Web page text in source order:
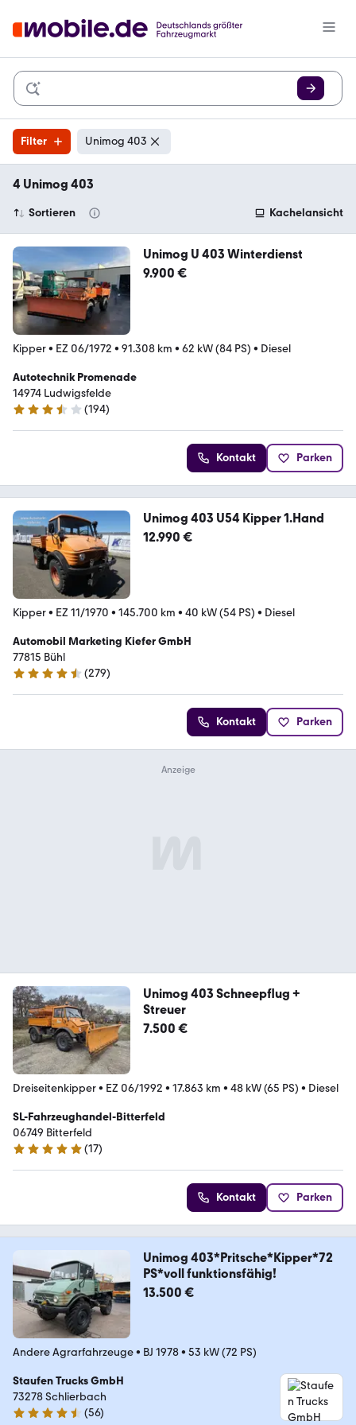
Filter Unimog 403
4 Unimog 403
Sortieren Kachelansicht
Unimog U 403 Winterdienst
9.900 €
Kipper• EZ 06/1972 • 91.308 km • 62 kW (84 PS) • Diesel
Autotechnik Promenade
14974 Ludwigsfelde
3.3 Sterne
(194)
Kontakt Parken
Unimog 403 U54 Kipper 1.Hand
12.990 €
Kipper• EZ 11/1970 • 145.700 km • 40 kW (54 PS) • Diesel
Automobil Marketing Kiefer GmbH
77815 Bühl
4.3 Sterne
(279)
Kontakt Parken
Unimog 403 Schneepflug +
Streuer
7.500 €
Dreiseitenkipper• EZ 06/1992 • 17.863 km • 48 kW (65 PS) • Diesel
SL-Fahrzeughandel-Bitterfeld
06749 Bitterfeld
5 Sterne
(17)
Kontakt Parken
Unimog 403*Pritsche*Kipper*72
PS*voll funktionsfähig!
13.500 €
Andere Agrarfahrzeuge• BJ 1978• 53 kW (72 PS)
Staufen Trucks GmbH
73278 Schlierbach
4.7 Sterne
(56)